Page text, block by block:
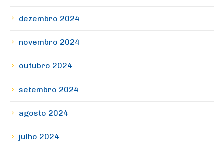
dezembro 2024
novembro 2024
outubro 2024
setembro 2024
agosto 2024
julho 2024